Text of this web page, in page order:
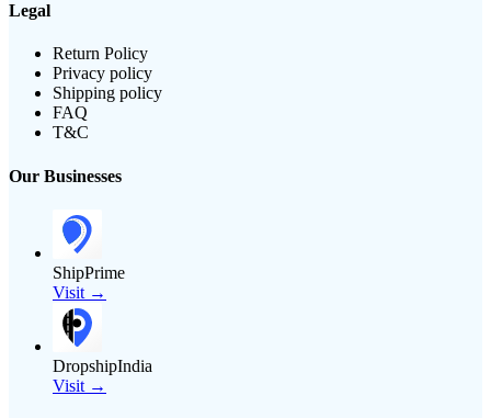
Legal
Return Policy
Privacy policy
Shipping policy
FAQ
T&C
Our Businesses
ShipPrime
Visit →
DropshipIndia
Visit →